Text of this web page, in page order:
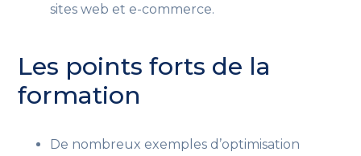
sites web et e-commerce.
Les points forts de la
formation
De nombreux exemples d’optimisation